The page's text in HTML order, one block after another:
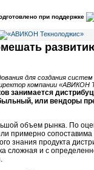
при поддержке
для создания
компании «АВИКОН
занимается
или вендоры
объем рынка. По
примерно сопоставима
знания продукта
сложная и с